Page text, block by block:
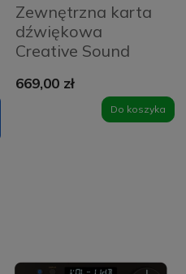
Zewnętrzna karta
dźwiękowa
Creative Sound
669,00 zł
Do koszyka